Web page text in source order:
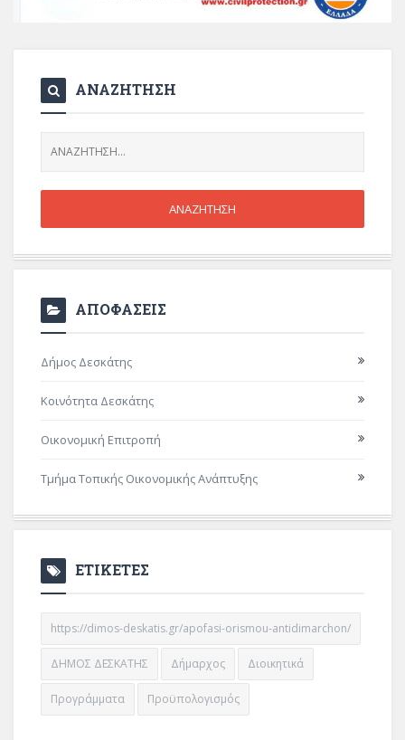
ΑΝΑΖΗΤΗΣΗ
ΑΠΟΦΑΣΕΙΣ
Δήμος Δεσκάτης
Κοινότητα Δεσκάτης
Οικονομική Επιτροπή
Τμήμα Τοπικής Οικονομικής Ανάπτυξης
ΕΤΙΚΕΤΕΣ
https://dimos-deskatis.gr/apofasi-orismou-antidimarchon/
ΔΗΜΟΣ ΔΕΣΚΑΤΗΣ Δήμαρχος Διοικητικά
Προγράμματα Προϋπολογισμός